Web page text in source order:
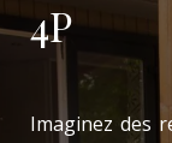
4P
Imaginez des